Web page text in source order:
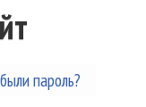
вкладка)пароль?